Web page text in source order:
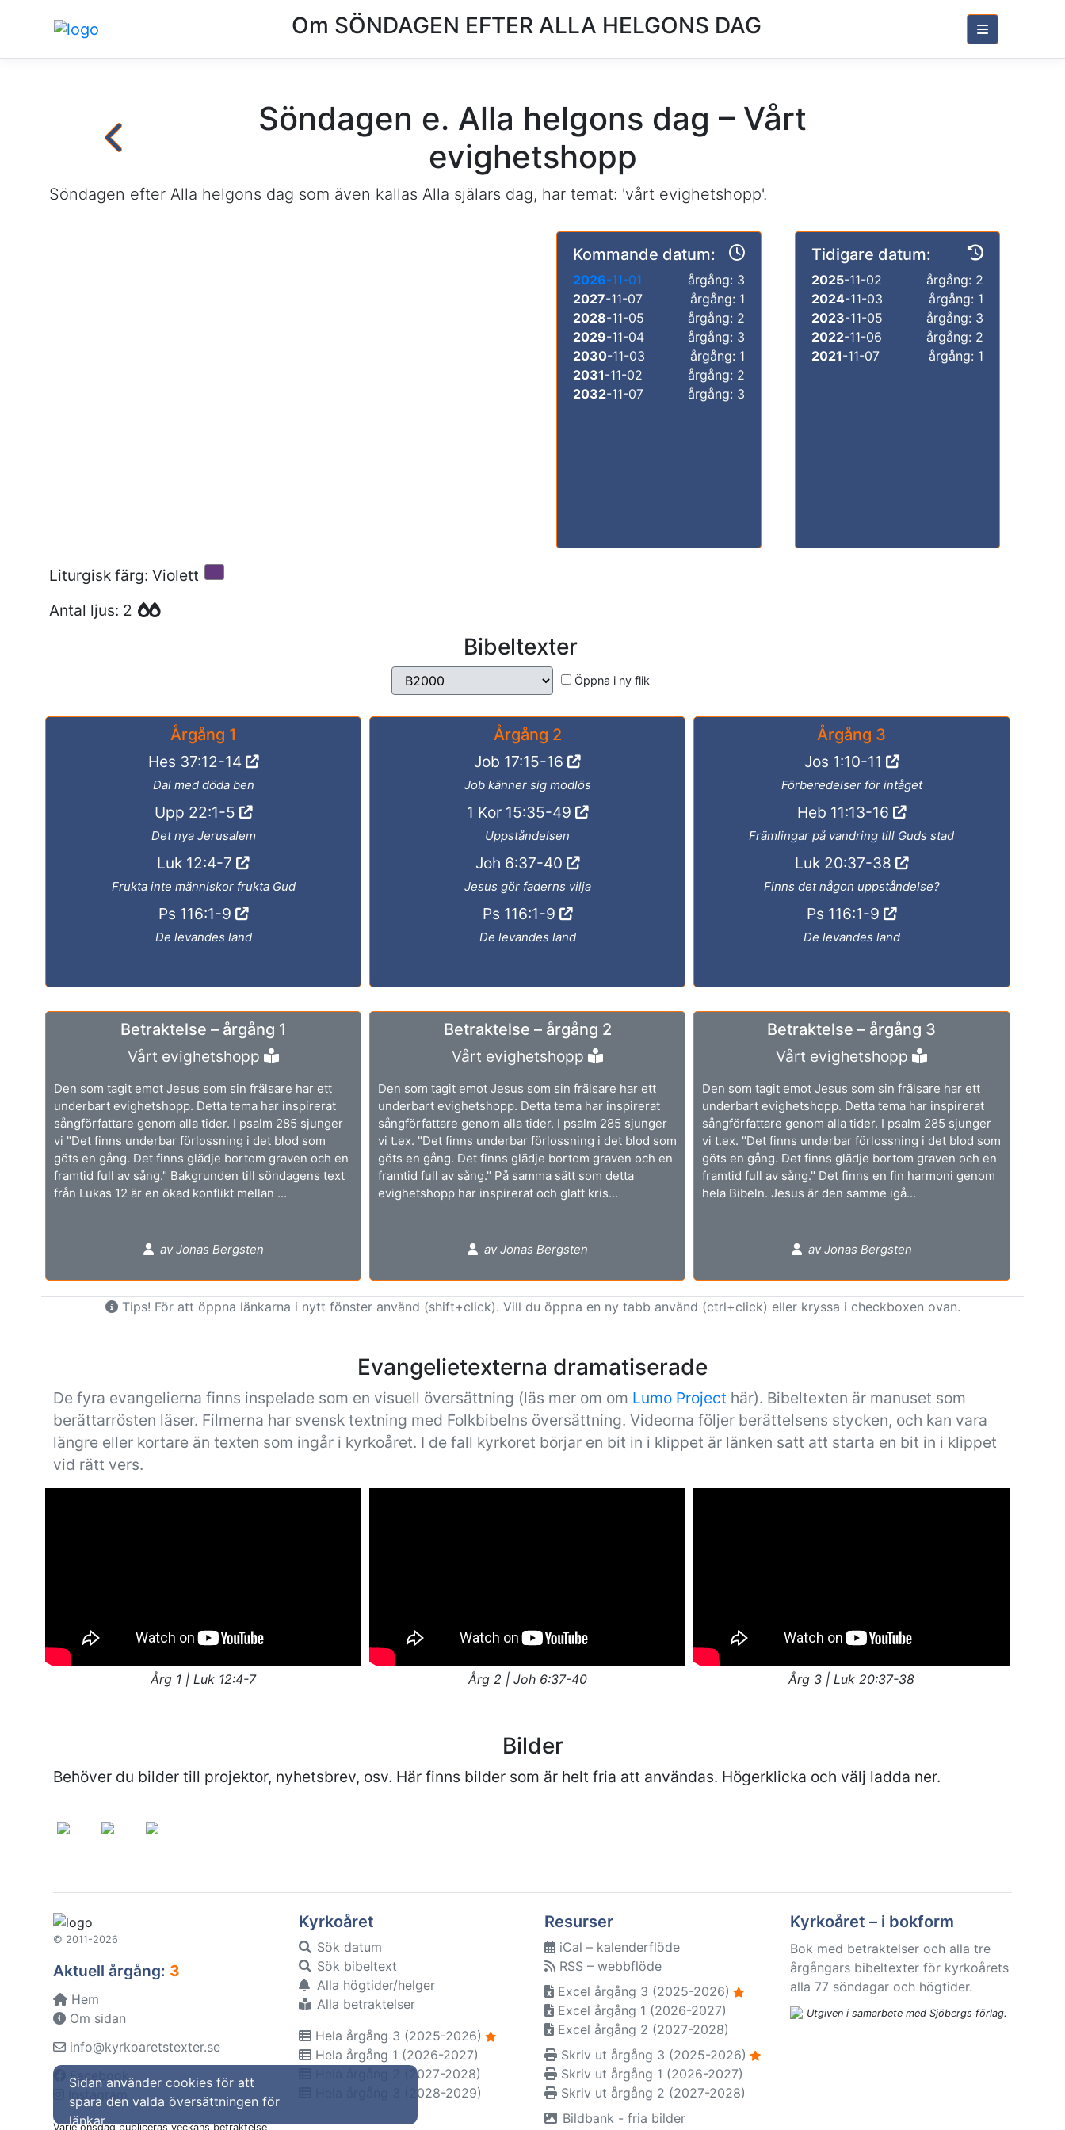
Om SÖNDAGEN EFTER ALLA HELGONS DAG
Söndagen e. Alla helgons dag – Vårt
evighetshopp
Söndagen efter Alla helgons dag som även kallas Alla själars dag, har temat: 'vårt evighetshopp'.
Kommande datum:
2026-11-01
årgång: 3
2027-11-07
årgång: 1
2028-11-05
årgång: 2
2029-11-04
årgång: 3
2030-11-03
årgång: 1
2031-11-02
årgång: 2
2032-11-07 årgång: 3
Tidigare datum:
2025-11-02
årgång: 2
2024-11-03
årgång: 1
2023-11-05
årgång: 3
2022-11-06
årgång: 2
2021-11-07 årgång: 1
Liturgisk färg: Violett
Antal ljus: 2
Bibeltexter
Öppna i ny flik
Årgång 1
Hes 37:12-14
Dal med döda ben
Upp 22:1-5
Det nya Jerusalem
Luk 12:4-7
Frukta inte människor frukta Gud
Ps 116:1-9
De levandes land
Årgång 2
Job 17:15-16
Job känner sig modlös
1 Kor 15:35-49
Uppståndelsen
Joh 6:37-40
Jesus gör faderns vilja
Ps 116:1-9
De levandes land
Årgång 3
Jos 1:10-11
Förberedelser för intåget
Heb 11:13-16
Främlingar på vandring till Guds stad
Luk 20:37-38
Finns det någon uppståndelse?
Ps 116:1-9
De levandes land
Betraktelse – årgång 1
Vårt evighetshopp
Den som tagit emot Jesus som sin frälsare har ett
underbart evighetshopp. Detta tema har inspirerat
sångförfattare genom alla tider. I psalm 285 sjunger
vi "Det finns underbar förlossning i det blod som
göts en gång. Det finns glädje bortom graven och en
framtid full av sång." Bakgrunden till söndagens text
från Lukas 12 är en ökad konflikt mellan ...
av Jonas Bergsten
Betraktelse – årgång 2
Vårt evighetshopp
Den som tagit emot Jesus som sin frälsare har ett
underbart evighetshopp. Detta tema har inspirerat
sångförfattare genom alla tider. I psalm 285 sjunger
vi t.ex. "Det finns underbar förlossning i det blod som
göts en gång. Det finns glädje bortom graven och en
framtid full av sång." På samma sätt som detta
evighetshopp har inspirerat och glatt kris...
av Jonas Bergsten
Betraktelse – årgång 3
Vårt evighetshopp
Den som tagit emot Jesus som sin frälsare har ett
underbart evighetshopp. Detta tema har inspirerat
sångförfattare genom alla tider. I psalm 285 sjunger
vi t.ex. "Det finns underbar förlossning i det blod som
göts en gång. Det finns glädje bortom graven och en
framtid full av sång." Det finns en fin harmoni genom
hela Bibeln. Jesus är den samme igå...
av Jonas Bergsten
Tips! För att öppna länkarna i nytt fönster använd (shift+click). Vill du öppna en ny tabb använd (ctrl+click) eller kryssa i checkboxen ovan.
Evangelietexterna dramatiserade
De fyra evangelierna finns inspelade som en visuell översättning (läs mer om om Lumo Project här). Bibeltexten är manuset som
berättarrösten läser. Filmerna har svensk textning med Folkbibelns översättning. Videorna följer berättelsens stycken, och kan vara
längre eller kortare än texten som ingår i kyrkoåret. I de fall kyrkoret börjar en bit in i klippet är länken satt att starta en bit in i klippet
vid rätt vers.
Årg 1 | Luk 12:4-7 Årg 2 | Joh 6:37-40 Årg 3 | Luk 20:37-38
Bilder
Behöver du bilder till projektor, nyhetsbrev, osv. Här finns bilder som är helt fria att användas. Högerklicka och välj ladda ner.
© 2011-2026
Aktuell årgång: 3
Hem
Om sidan
info@kyrkoaretstexter.se
Facebook
Instagram
Varje onsdag publiceras veckans betraktelse
Kyrkoåret
Sök datum
Sök bibeltext
Alla högtider/helger
Alla betraktelser
Hela årgång 3 (2025-2026)
Hela årgång 1 (2026-2027)
Hela årgång 2 (2027-2028)
Hela årgång 3 (2028-2029)
Resurser
iCal – kalenderflöde
RSS – webbflöde
Excel årgång 3 (2025-2026)
Excel årgång 1 (2026-2027)
Excel årgång 2 (2027-2028)
Skriv ut årgång 3 (2025-2026)
Skriv ut årgång 1 (2026-2027)
Skriv ut årgång 2 (2027-2028)
Bildbank - fria bilder
Kyrkoåret – i bokform
Bok med betraktelser och alla tre
årgångars bibeltexter för kyrkoårets
alla 77 söndagar och högtider.
Utgiven i samarbete med Sjöbergs förlag.
Sidan använder cookies för att
spara den valda översättningen för
länkar.